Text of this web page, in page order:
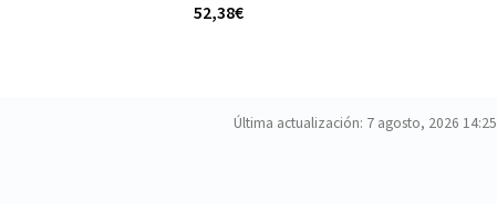
52,38€
Última actualización: 7 agosto, 2026 14:25